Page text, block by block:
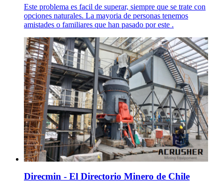
Este problema es facil de superar, siempre que se trate con
opciones naturales. La mayoria de personas tenemos
amistades o familiares que han pasado por este .
Direcmin - El Directorio Minero de Chile